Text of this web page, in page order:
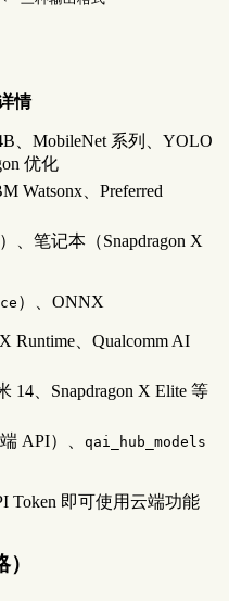
情
、MobileNet 系列、YOLO
优化
Watsonx、Preferred
、笔记本（Snapdragon X
）、ONNX
Runtime、Qualcomm AI
14、Snapdragon X Elite 等
API）、 qai_hub_models
Token 即可使用云端功能